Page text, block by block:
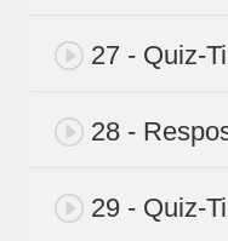
27 - Quiz-
28 -
29 - Quiz-